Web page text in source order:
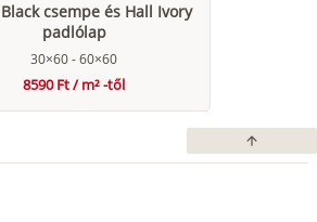
csempe és Hall Ivory
padlólap
30×60 - 60×60
8590 Ft / m² -től
arrow_upward